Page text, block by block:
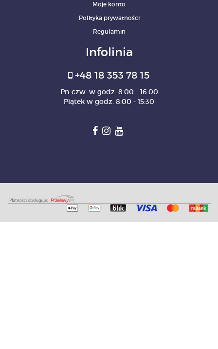
Moje konto
Polityka prywatności
Regulamin
Infolinia
+48 18 353 78 15
Pn-czw. w godz. 8:00 - 16:00
Piątek w godz. 8:00 - 15:30